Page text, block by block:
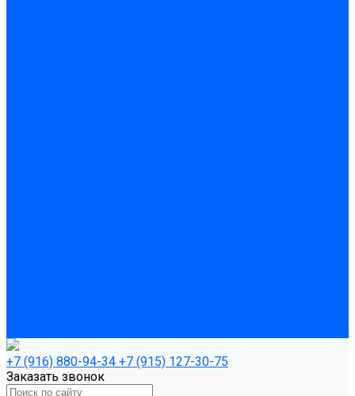
+7 (916) 880-94-34 +7 (915) 127-30-75
Заказать звонок